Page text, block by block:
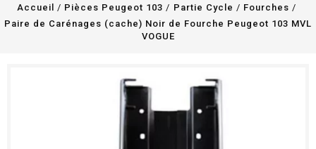
Accueil Pièces Peugeot 103 Partie Cycle
Fourches
Paire de Carénages (cache) Noir de Fourche Peugeot 103 MVL
VOGUE